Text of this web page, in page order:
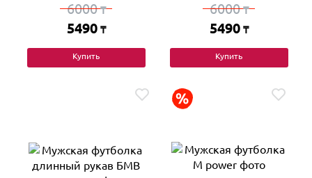
6000₸
5490 ₸
Купить
6000₸
5490 ₸
Купить